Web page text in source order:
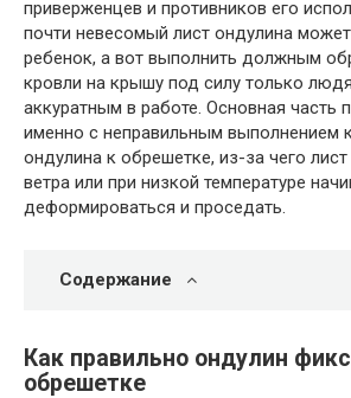
приверженцев и противников его
почти невесомый лист ондулина
ребенок, а вот выполнить должным
кровли на крышу под силу только
аккуратным в работе. Основная часть
именно с неправильным выполнением
ондулина к обрешетке, из-за чего
ветра или при низкой температуре
деформироваться и проседать.
Содержание
Как правильно ондулин
обрешетке